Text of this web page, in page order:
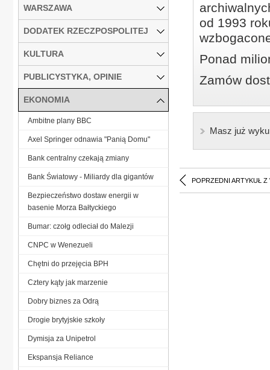
od 1993
Ponad
Zamów
Masz już
POPRZEDNI ARTYKUŁ Z
WARSZAWA
DODATEK RZECZPOSPOLITEJ
KULTURA
PUBLICYSTYKA, OPINIE
EKONOMIA
Ambitne plany BBC
Axel Springer odnawia "Panią Domu"
Bank centralny czekają zmiany
Bank Światowy - Miliardy dla gigantów
Bezpieczeństwo dostaw energii w
basenie Morza Bałtyckiego
Bumar: czołg odleciał do Malezji
CNPC w Wenezueli
Chętni do przejęcia BPH
Cztery kąty jak marzenie
Dobry biznes za Odrą
Drogie brytyjskie szkoły
Dymisja za Unipetrol
Ekspansja Reliance